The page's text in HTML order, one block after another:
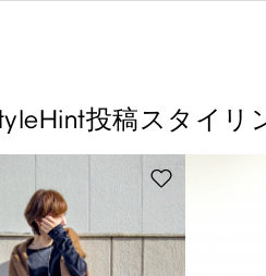
投稿スタイリ